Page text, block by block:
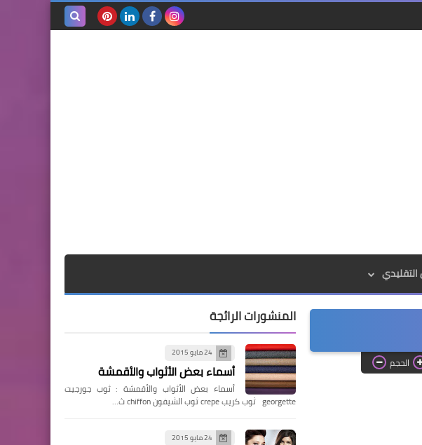
التقليدي
الحجم
المنشورات الرائجة
24 مايو 2015
أسماء بعض الأثواب والأقمشة
أسماء بعض الأثواب والأقمشة : ثوب جورجيت
georgette ثوب كريب crepe ثوب الشيفون chiffon ث…
24 مايو 2015